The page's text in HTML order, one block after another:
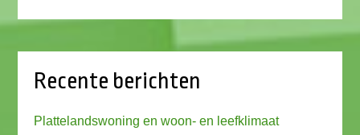
Recente berichten
Plattelandswoning en woon- en leefklimaat